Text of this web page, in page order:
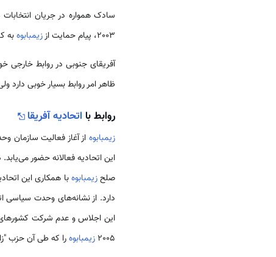
سادک همواره در جریان
2003، پیام حمایت از
زیمبابوهبه
آفریقای جنوبی در روابط
ظاهر امر روابط بسیار خوبی
روابط با اتحادیه آفریقا
زیمبابوه از آغاز فعالیت سازمان
این اتحادیه فعالانه حضور می‌یابد. در سال 1981
صلحزیمبابوهبا همکاری این
دارد. از نشانه‌های وحدت سیاسی
این اجلاس و عدم شرکت
2005 زیمبابوهرا که طی آن حزب